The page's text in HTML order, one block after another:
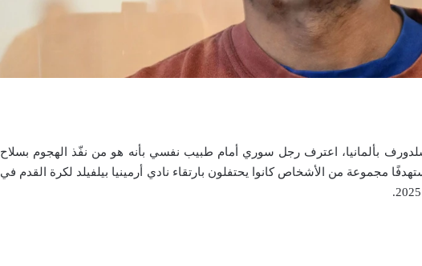
بألمانيا، اعترف رجل سوري أمام طبيب نفسي بأنه هو من نفّذ الهجوم بسلاح
مجموعة من الأشخاص كانوا يحتفلون بارتقاء نادي أرمينيا بيلفيلد لكرة القدم في